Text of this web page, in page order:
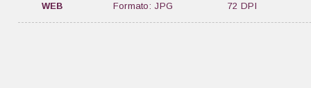
WEB Formato: JPG 72 DPI